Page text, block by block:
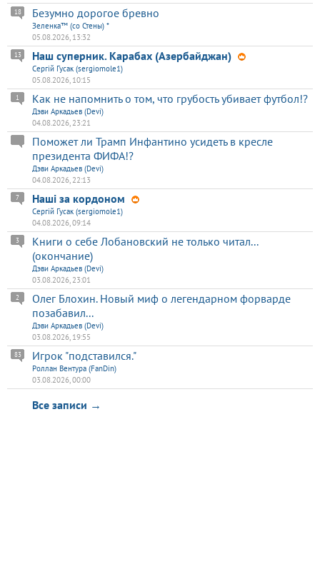
Безумно дорогое бревно
18
Зеленка™ (со Стены) *
05.08.2026, 13:32
Наш суперник. Карабах (Азербайджан)
13
Сергій Гусак (sergiomole1)
05.08.2026, 10:15
Как не напомнить о том, что грубость убивает футбол!?
1
Дэви Аркадьев (Devi)
04.08.2026, 23:21
Поможет ли Трамп Инфантино усидеть в кресле
президента ФИФА!?
Дэви Аркадьев (Devi)
04.08.2026, 22:13
Наші за кордоном
7
Сергій Гусак (sergiomole1)
04.08.2026, 09:14
Книги о себе Лобановский не только читал...
(окончание)
3
Дэви Аркадьев (Devi)
03.08.2026, 23:01
Олег Блохин. Новый миф о легендарном форварде
позабавил...
2
Дэви Аркадьев (Devi)
03.08.2026, 19:55
Игрок "подставился."
83
Роллан Вентура (FanDin)
03.08.2026, 00:00
Все записи →